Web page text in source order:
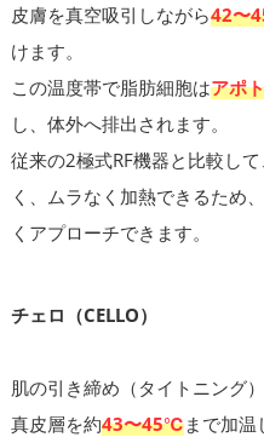
皮膚を真空吸引しながら42〜
けます。
この温度帯で脂肪細胞はアポ
し、体外へ排出されます。
従来の2極式RF機器と比較し
く、ムラなく加熱できるため
くアプローチできます。
チェロ（CELLO）
肌の引き締め（タイトニング
真皮層を約43〜45℃まで加温